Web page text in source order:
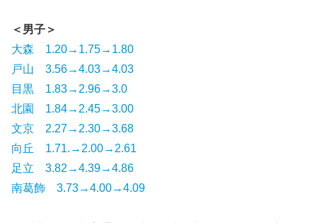
＜男子＞
大森 1.20→1.75→1.80
戸山 3.56→4.03→4.03
目黒 1.83→2.96→3.0
北園 1.84→2.45→3.00
文京 2.27→2.30→3.68
向丘 1.71.→2.00→2.61
足立 3.82→4.39→4.86
南葛飾 3.73→4.00→4.09